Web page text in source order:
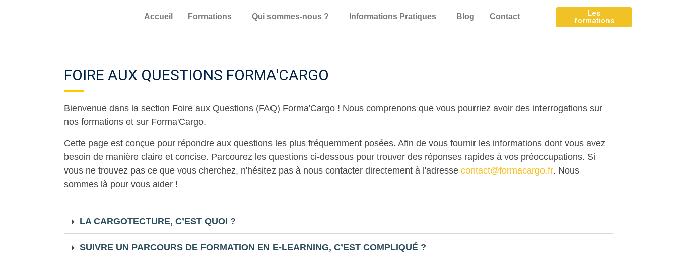
Accueil Formations Qui sommes-nous ? Informations Pratiques Blog Contact
Les
formations
FOIRE AUX QUESTIONS FORMA'CARGO
Bienvenue dans la section Foire aux Questions (FAQ) Forma'Cargo ! Nous comprenons que vous pourriez avoir des interrogations sur
nos formations et sur Forma'Cargo.
Cette page est conçue pour répondre aux questions les plus fréquemment posées. Afin de vous fournir les informations dont vous avez
besoin de manière claire et concise. Parcourez les questions ci-dessous pour trouver des réponses rapides à vos préoccupations. Si
vous ne trouvez pas ce que vous cherchez, n'hésitez pas à nous contacter directement à l'adresse contact@formacargo.fr. Nous
sommes là pour vous aider !
LA CARGOTECTURE, C’EST QUOI ?
SUIVRE UN PARCOURS DE FORMATION EN E-LEARNING, C’EST COMPLIQUÉ ?